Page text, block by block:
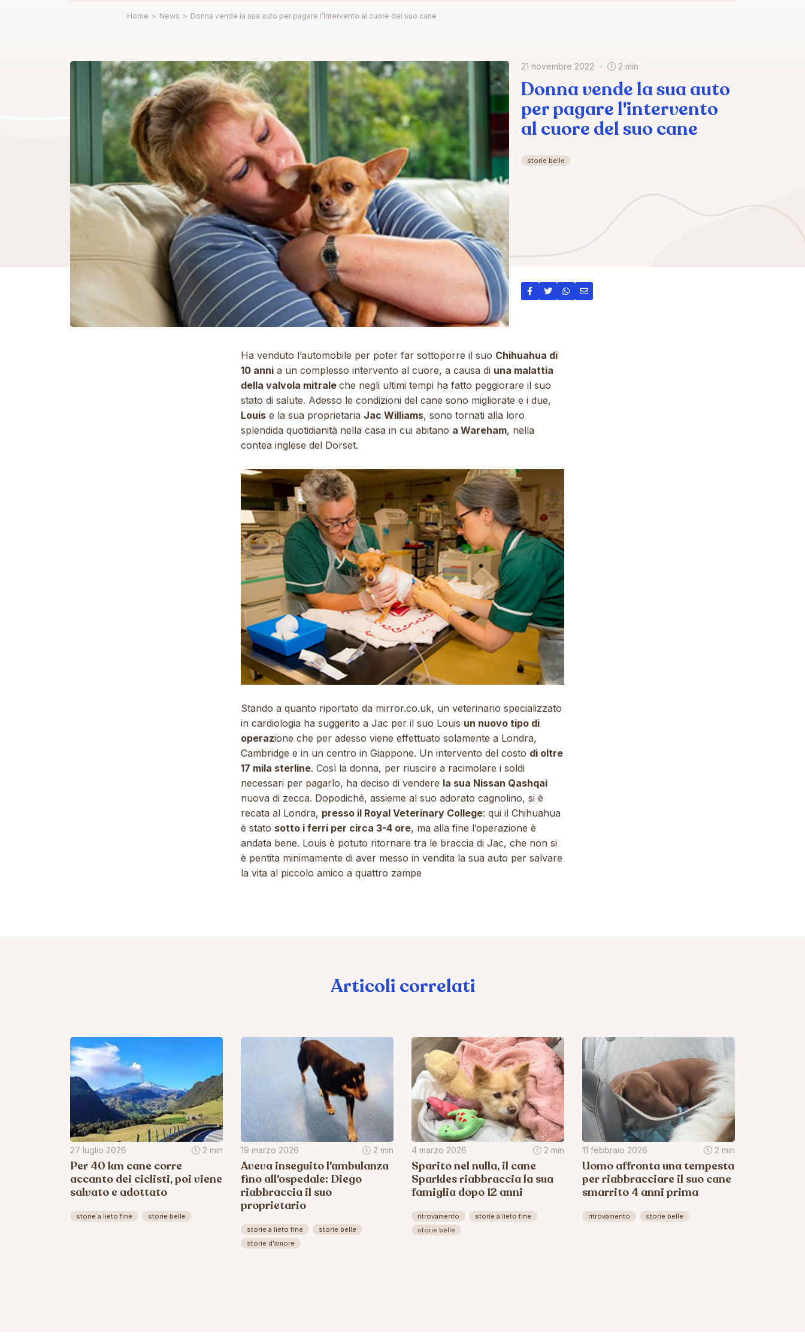
Home > News > Donna vende la sua auto per pagare l’intervento al cuore del suo cane
21 novembre 2022 2 min
Donna vende la sua auto
per pagare l'intervento
al cuore del suo cane
storie belle
Ha venduto l’automobile per poter far sottoporre il suo Chihuahua di
10 anni a un complesso intervento al cuore, a causa di una malattia
della valvola mitrale che negli ultimi tempi ha fatto peggiorare il suo
stato di salute. Adesso le condizioni del cane sono migliorate e i due,
Louis e la sua proprietaria Jac Williams, sono tornati alla loro
splendida quotidianità nella casa in cui abitano a Wareham, nella
contea inglese del Dorset.
Stando a quanto riportato da mirror.co.uk, un veterinario specializzato
in cardiologia ha suggerito a Jac per il suo Louis un nuovo tipo di
operazione che per adesso viene effettuato solamente a Londra,
Cambridge e in un centro in Giappone. Un intervento del costo di oltre
17 mila sterline. Così la donna, per riuscire a racimolare i soldi
necessari per pagarlo, ha deciso di vendere la sua Nissan Qashqai
nuova di zecca. Dopodiché, assieme al suo adorato cagnolino, si è
recata al Londra, presso il Royal Veterinary College: qui il Chihuahua
è stato sotto i ferri per circa 3-4 ore, ma alla fine l’operazione è
andata bene. Louis è potuto ritornare tra le braccia di Jac, che non si
è pentita minimamente di aver messo in vendita la sua auto per salvare
la vita al piccolo amico a quattro zampe
Articoli correlati
27 luglio 2026 2 min
Per 40 km cane corre
accanto dei ciclisti, poi viene
salvato e adottato
storie a lieto fine storie belle
19 marzo 2026 2 min
Aveva inseguito l'ambulanza
fino all'ospedale: Diego
riabbraccia il suo
proprietario
storie a lieto fine
storie belle
storie d'amore
4 marzo 2026 2 min
Sparito nel nulla, il cane
Sparkles riabbraccia la sua
famiglia dopo 12 anni
ritrovamento
storie a lieto fine
storie belle
11 febbraio 2026 2 min
Uomo affronta una tempesta
per riabbracciare il suo cane
smarrito 4 anni prima
ritrovamento storie belle